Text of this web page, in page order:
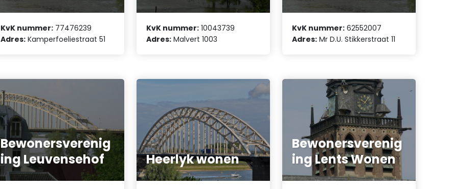
KvK nummer: 77476239
Adres: Kamperfoeliestraat 51
KvK nummer: 10043739
Adres: Malvert 1003
KvK nummer: 62552007
Adres: Mr D.U. Stikkerstraat 11
Bewonersverenig
ing Leuvensehof
Heerlyk wonen
Bewonersverenig
ing Lents Wonen